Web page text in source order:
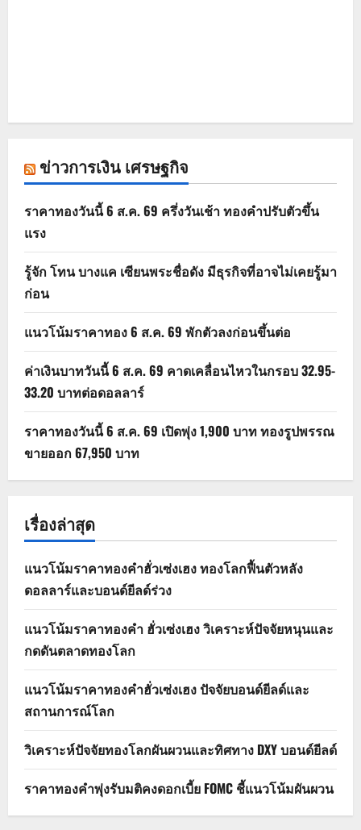
ข่าวการเงิน เศรษฐกิจ
ราคาทองวันนี้ 6 ส.ค. 69 ครึ่งวันเช้า ทองคำปรับตัวขึ้น
แรง
รู้จัก โทน บางแค เซียนพระชื่อดัง มีธุรกิจที่อาจไม่เคยรู้มา
ก่อน
แนวโน้มราคาทอง 6 ส.ค. 69 พักตัวลงก่อนขึ้นต่อ
ค่าเงินบาทวันนี้ 6 ส.ค. 69 คาดเคลื่อนไหวในกรอบ 32.95-
33.20 บาทต่อดอลลาร์
ราคาทองวันนี้ 6 ส.ค. 69 เปิดพุ่ง 1,900 บาท ทองรูปพรรณ
ขายออก 67,950 บาท
เรื่องล่าสุด
แนวโน้มราคาทองคำฮั่วเซ่งเฮง ทองโลกฟื้นตัวหลัง
ดอลลาร์และบอนด์ยีลด์ร่วง
แนวโน้มราคาทองคำ ฮั่วเซ่งเฮง วิเคราะห์ปัจจัยหนุนและ
กดดันตลาดทองโลก
แนวโน้มราคาทองคำฮั่วเซ่งเฮง ปัจจัยบอนด์ยีลด์และ
สถานการณ์โลก
วิเคราะห์ปัจจัยทองโลกผันผวนและทิศทาง DXY บอนด์ยีลด์
ราคาทองคำพุ่งรับมติคงดอกเบี้ย FOMC ชี้แนวโน้มผันผวน